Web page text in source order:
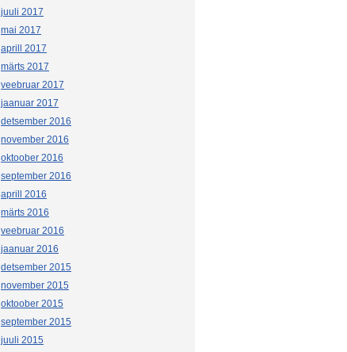
juuli 2017
mai 2017
aprill 2017
märts 2017
veebruar 2017
jaanuar 2017
detsember 2016
november 2016
oktoober 2016
september 2016
aprill 2016
märts 2016
veebruar 2016
jaanuar 2016
detsember 2015
november 2015
oktoober 2015
september 2015
juuli 2015